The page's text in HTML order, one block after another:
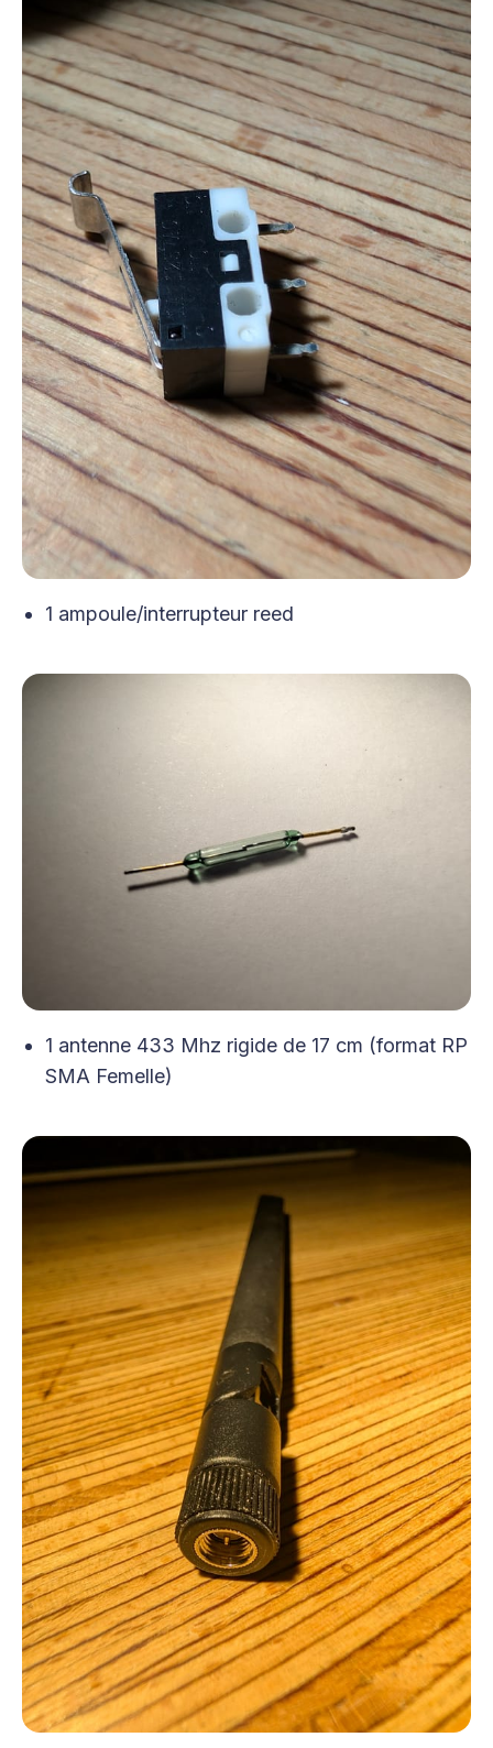
1 ampoule/interrupteur reed
1 antenne 433 Mhz rigide de 17 cm (format RP
SMA Femelle)